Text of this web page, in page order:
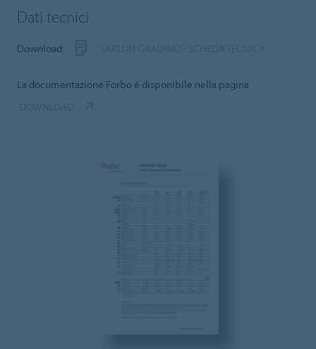
Dati tecnici
Download:
La documentazione Forbo è disponibile nella pagina